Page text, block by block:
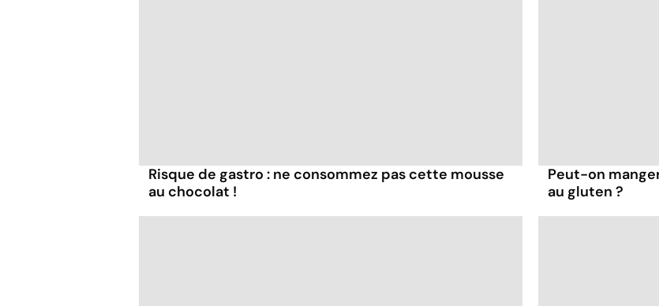
Risque de gastro : ne consommez pas cette mousse
au chocolat !
Peut-on
au gluten ?